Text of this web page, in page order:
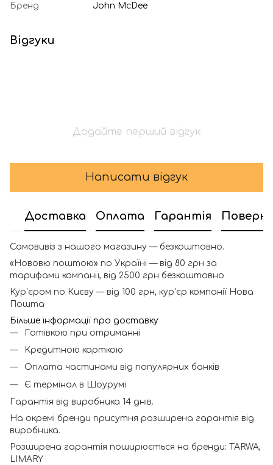
Бренд
John McDee
Відгуки
Додайте перший відгук
Написати відгук
Доставка Оплата Гарантія
Самовивіз з нашого магазину — безкоштовно.
«Нововю поштою» по Україні — від 80 грн за
тарифами компанії, від 2500 грн безкоштовно
Кур'єром по Києву — від 100 грн, кур'єр компанії Нова
Пошта
Більше інформації про доставку
Готівкою при отриманні
Кредитною карткою
Оплата частинами від популярних банків
Є термінал в Шоурумі
Гарантія від виробника 14 днів.
На окремі бренди присутня розширена гарантія від
виробника.
Розширена гарантія поширюється на бренди: TARWA,
LIMARY